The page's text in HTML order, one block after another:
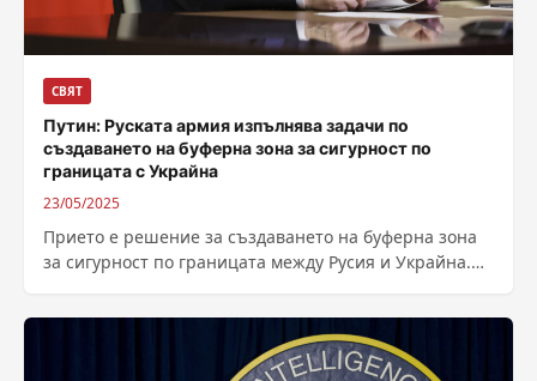
СВЯТ
Путин: Руската армия изпълнява задачи по
създаването на буферна зона за сигурност по
границата с Украйна
23/05/2025
Прието е решение за създаването на буферна зона
за сигурност по границата между Русия и Украйна.